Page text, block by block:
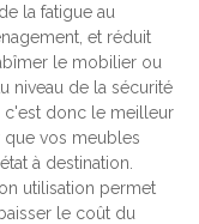
la fatigue au
et réduit
le mobilier ou
niveau de la sécurité
donc le meilleur
vos meubles
à destination.
utilisation permet
le coût du